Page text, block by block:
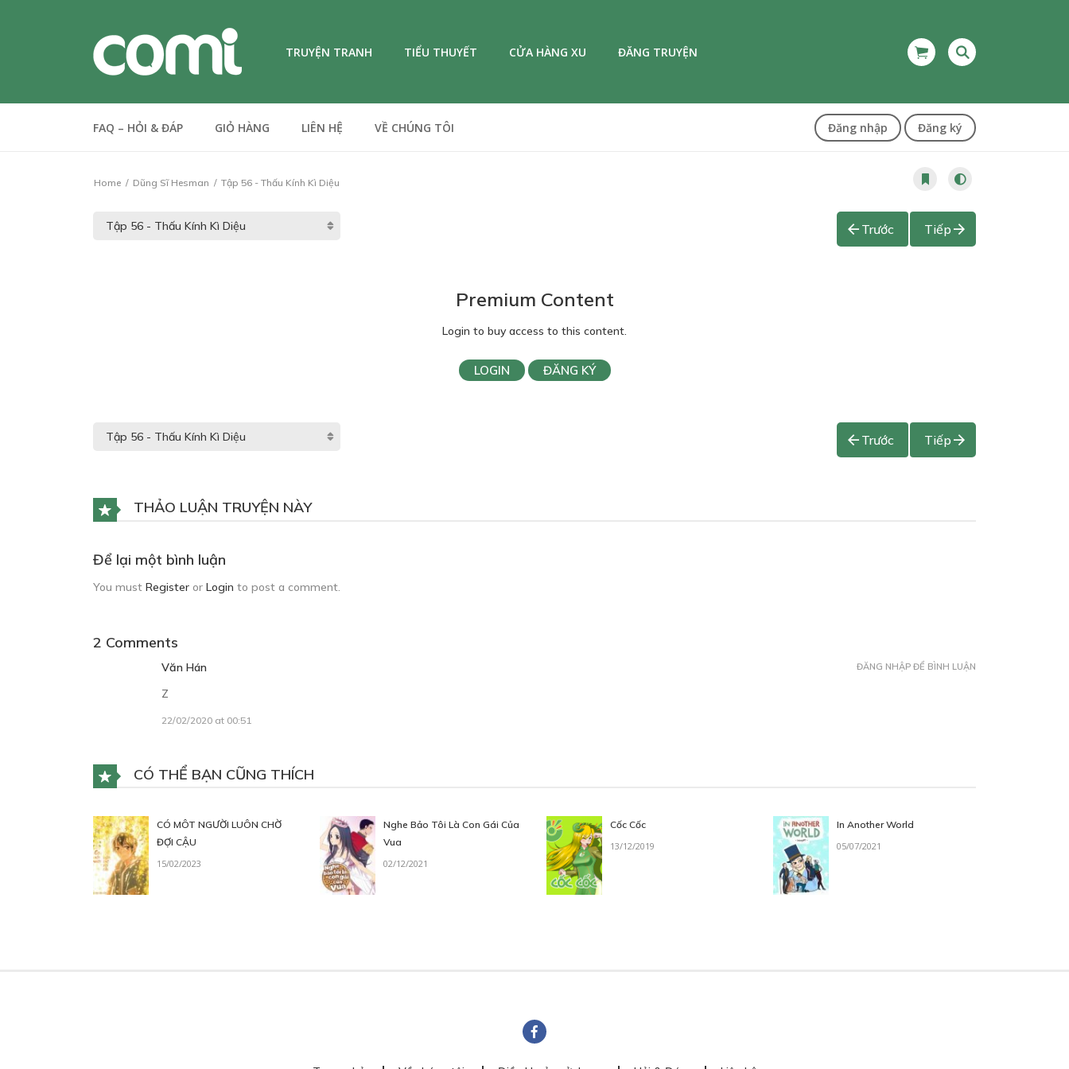
TRUYỆN TRANH TIỂU THUYẾT CỬA HÀNG XU ĐĂNG TRUYỆN
FAQ – HỎI & ĐÁP GIỎ HÀNG LIÊN HỆ VỀ CHÚNG TÔI Đăng nhập Đăng ký
Home Dũng Sĩ Hesman Tập 56 - Thấu Kính Kì Diệu
Trước Tiếp
Premium Content
Login to buy access to this content.
LOGIN ĐĂNG KÝ
Trước Tiếp
THẢO LUẬN TRUYỆN NÀY
Để lại một bình luận
You must Register or Login to post a comment.
2 Comments
Văn Hán
Z
22/02/2020 at 00:51
ĐĂNG NHẬP ĐỂ BÌNH LUẬN
CÓ THỂ BẠN CŨNG THÍCH
CÓ MÔT NGƯỜI LUÔN CHỜ
ĐỢI CẬU
15/02/2023
Nghe Bảo Tôi Là Con Gái Của
Vua
02/12/2021
Cốc Cốc
13/12/2019
In Another World
05/07/2021